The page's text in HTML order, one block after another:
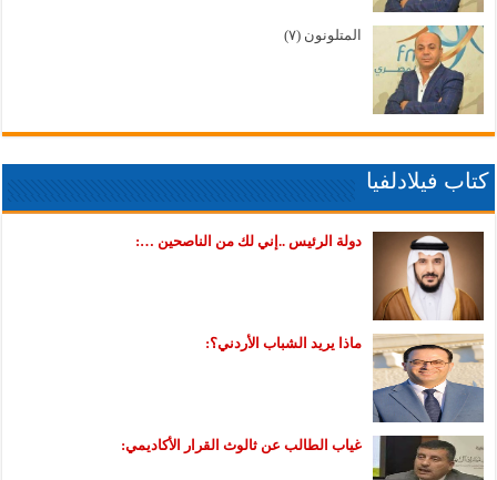
المتلونون (٧)
كتاب فيلادلفيا
دولة الرئيس ..إني لك من الناصحين …:
ماذا يريد الشباب الأردني؟:
غياب الطالب عن ثالوث القرار الأكاديمي: